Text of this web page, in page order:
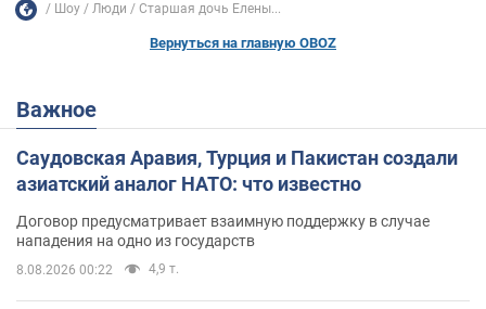
Шоу Люди Старшая дочь Елены...
Вернуться на главную OBOZ
Важное
Саудовская Аравия, Турция и Пакистан создали
азиатский аналог НАТО: что известно
Договор предусматривает взаимную поддержку в случае
нападения на одно из государств
8.08.2026 00:22 4,9 т.